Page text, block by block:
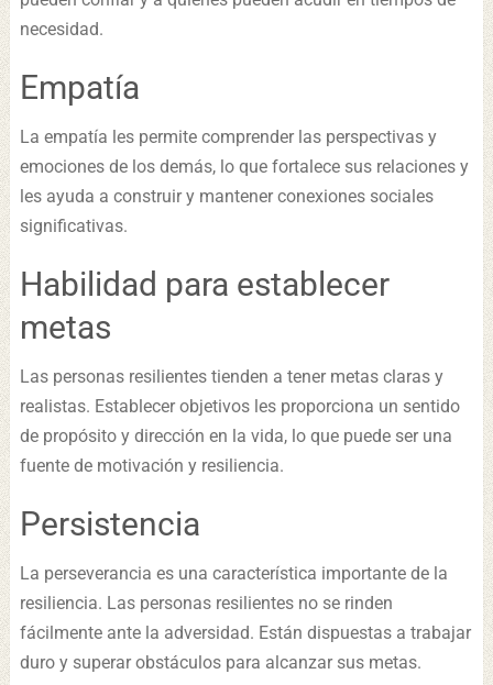
necesidad.
Empatía
La empatía les permite comprender las perspectivas y
emociones de los demás, lo que fortalece sus relaciones y
les ayuda a construir y mantener conexiones sociales
significativas.
Habilidad para establecer
metas
Las personas resilientes tienden a tener metas claras y
realistas. Establecer objetivos les proporciona un sentido
de propósito y dirección en la vida, lo que puede ser una
fuente de motivación y resiliencia.
Persistencia
La perseverancia es una característica importante de la
resiliencia. Las personas resilientes no se rinden
fácilmente ante la adversidad. Están dispuestas a trabajar
duro y superar obstáculos para alcanzar sus metas.